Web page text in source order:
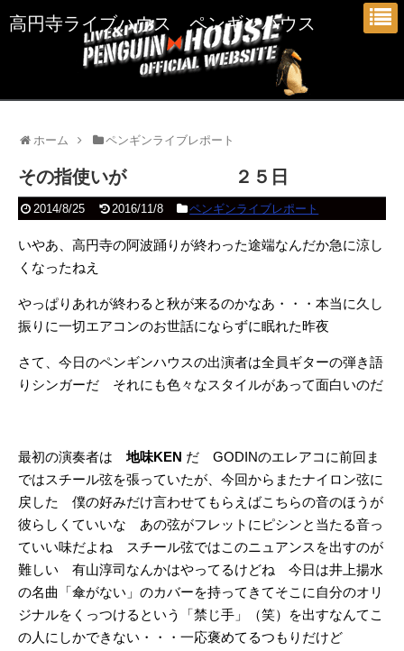
高円寺ライブハウス ペンギンハウス
ホーム ペンギンライブレポート
その指使いが ２５日
2014/8/25 2016/11/8 ペンギンライブレポート
いやあ、高円寺の阿波踊りが終わった途端なんだか急に涼し
くなったねえ
やっぱりあれが終わると秋が来るのかなあ・・・本当に久し
振りに一切エアコンのお世話にならずに眠れた昨夜
さて、今日のペンギンハウスの出演者は全員ギターの弾き語
りシンガーだ それにも色々なスタイルがあって面白いのだ
最初の演奏者は地味KEN だ GODINのエレアコに前回ま
ではスチール弦を張っていたが、今回からまたナイロン弦に
戻した 僕の好みだけ言わせてもらえばこちらの音のほうが
彼らしくていいな あの弦がフレットにピシンと当たる音っ
ていい味だよね スチール弦ではこのニュアンスを出すのが
難しい 有山淳司なんかはやってるけどね 今日は井上揚水
の名曲「傘がない」のカバーを持ってきてそこに自分のオリ
ジナルをくっつけるという「禁じ手」（笑）を出すなんてこ
の人にしかできない・・・一応褒めてるつもりだけど